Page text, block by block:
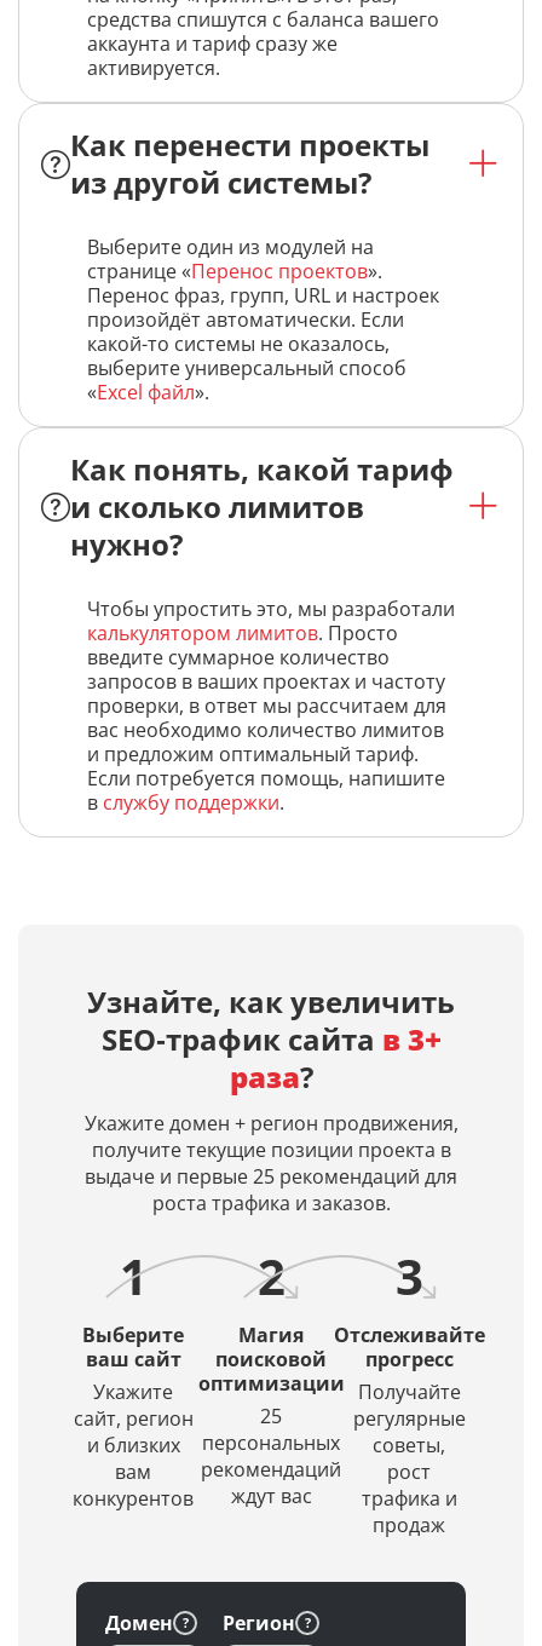
средства спишутся с баланса вашего
аккаунта и тариф сразу же
активируется.
Как перенести проекты
из другой системы?
Выберите один из модулей на
странице «Перенос проектов».
Перенос фраз, групп, URL и настроек
произойдёт автоматически. Если
какой-то системы не оказалось,
выберите универсальный способ
«Excel файл».
Как понять, какой тариф
и сколько лимитов
нужно?
Чтобы упростить это, мы разработали
калькулятором лимитов. Просто
введите суммарное количество
запросов в ваших проектах и частоту
проверки, в ответ мы рассчитаем для
вас необходимо количество лимитов
и предложим оптимальный тариф.
Если потребуется помощь, напишите
в службу поддержки.
Узнайте, как увеличить
SEO‑трафик сайта в 3+
раза?
Укажите домен + регион продвижения,
получите текущие позиции проекта в
выдаче и первые 25 рекомендаций для
роста трафика и заказов.
1
Выберите
ваш сайт
Укажите
сайт, регион
и близких
вам
конкурентов
2
Магия
поисковой
оптимизации
25
персональных
рекомендаций
ждут вас
3
Отслеживайте
прогресс
Получайте
регулярные
советы,
рост
трафика и
продаж
Домен Регион